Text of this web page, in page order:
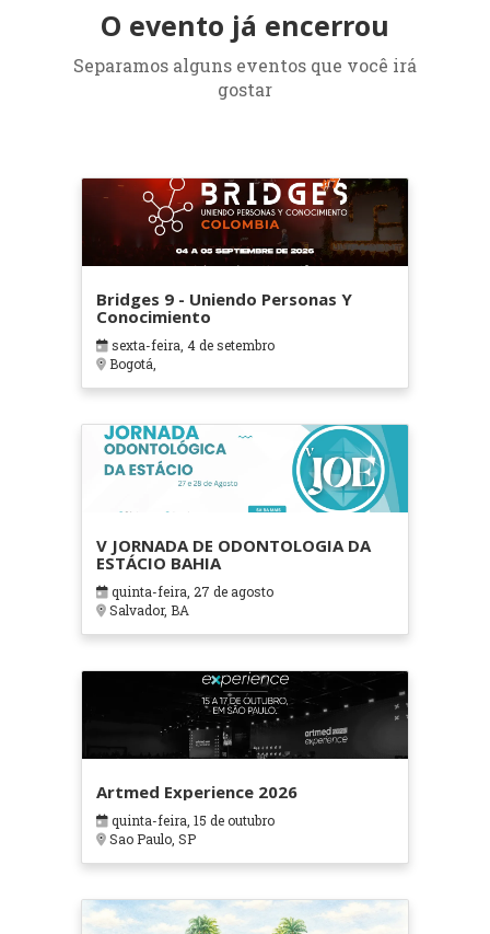
O evento já encerrou
Separamos alguns eventos que você irá
gostar
Bridges 9 - Uniendo Personas Y
Conocimiento
sexta-feira, 4 de setembro
Bogotá,
V JORNADA DE ODONTOLOGIA DA
ESTÁCIO BAHIA
quinta-feira, 27 de agosto
Salvador, BA
Artmed Experience 2026
quinta-feira, 15 de outubro
Sao Paulo, SP